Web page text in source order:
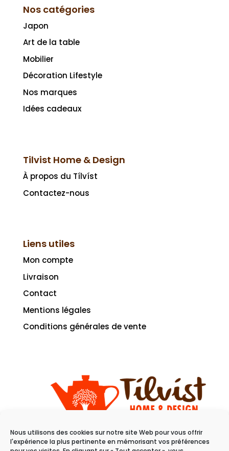
Nous utilisons des cookies sur notre site Web pour vous offrir
l'expérience la plus pertinente en mémorisant vos préférences
Nos catégories
Japon
Art de la table
Mobilier
Décoration Lifestyle
Nos marques
Idées cadeaux
Tilvist Home & Design
À propos du Tílvíst
Contactez-nous
Liens utiles
Mon compte
Livraison
Contact
Mentions légales
Conditions générales de vente
11 rue du raisin